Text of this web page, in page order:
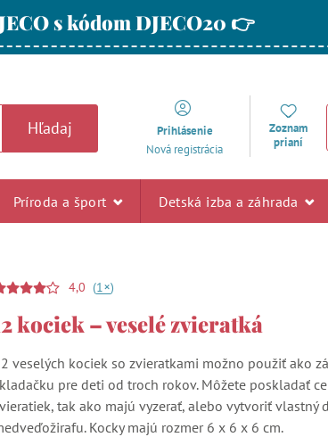
s kódom DJECO20 👉
Hľadaj
Prihlásenie
Nová registrácia
Zoznam
prianí
Príroda a šport Detská izba a záhrada
4,0 (1+)
kociek – veselé zvieratká
veselých kociek so zvieratkami možno použiť ako
pre deti od troch rokov. Môžete poskladať
tak ako majú vyzerať, alebo vytvoriť vlastný
Kocky majú rozmer 6 x 6 x 6 cm.